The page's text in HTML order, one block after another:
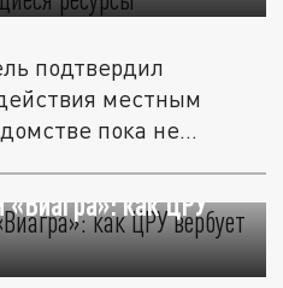
подтвердил
местным
пока не
как ЦРУ